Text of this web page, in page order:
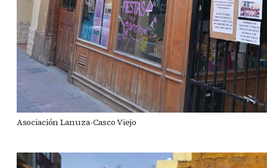
Asociación Lanuza-Casco Viejo